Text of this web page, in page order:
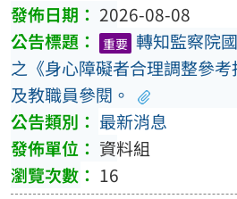
2026-08-08
重要 轉知監察院
之《身心障礙者合理調整參
及教職員參閱。
最新消息
資料組
16